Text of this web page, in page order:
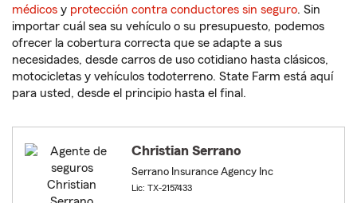
médicos y protección contra conductores sin seguro. Sin
importar cuál sea su vehículo o su presupuesto, podemos
ofrecer la cobertura correcta que se adapte a sus
necesidades, desde carros de uso cotidiano hasta clásicos,
motocicletas y vehículos todoterreno. State Farm está aquí
para usted, desde el principio hasta el final.
Christian Serrano
Serrano Insurance Agency Inc
Lic: TX-2157433